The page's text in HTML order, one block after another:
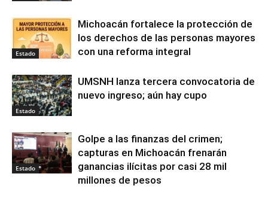
Estado
Michoacán fortalece la protección de
los derechos de las personas mayores
con una reforma integral
Estado
UMSNH lanza tercera convocatoria de
nuevo ingreso; aún hay cupo
Estado
Golpe a las finanzas del crimen;
capturas en Michoacán frenarán
ganancias ilícitas por casi 28 mil
millones de pesos